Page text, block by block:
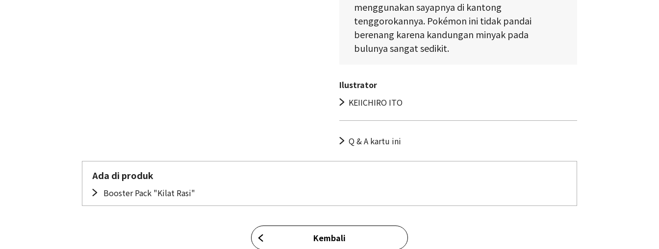
menggunakan sayapnya di kantong
tenggorokannya. Pokémon ini tidak pandai
berenang karena kandungan minyak pada
bulunya sangat sedikit.
Ilustrator
KEIICHIRO ITO
Q & A kartu ini
Ada di produk
Booster Pack "Kilat Rasi"
Kembali